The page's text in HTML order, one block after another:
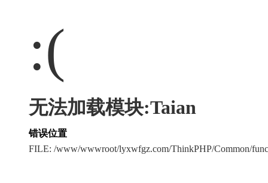
:(
无法加载模块:Taian
错误位置
FILE: /www/wwwroot/lyxwfgz.com/ThinkPHP/Common/